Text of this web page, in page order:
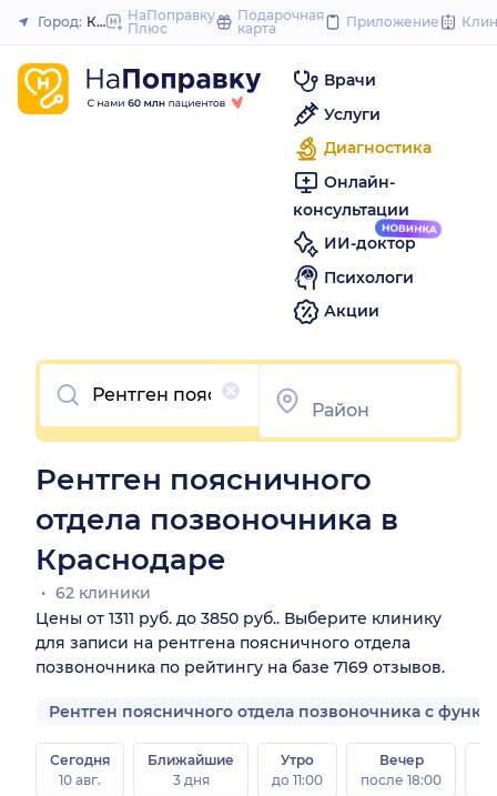
to
Закрыть
Город: КраснодарНаПоправку
Плюс
Подарочная
карта
Приложение
Врачи
Услуги
Диагностика
Онлайн-
консультации
ИИ-доктор
Психологи
Акции
Очистить
Рентген поясничного
отдела позвоночника в
Краснодаре
62 клиники
Цены от 1311 руб. до 3850 руб.. Выберите клинику
для записи на рентгена поясничного отдела
позвоночника по рейтингу на базе 7169 отзывов.
Рентген поясничного отдела позвоночника с
Сегодня
10 авг.
Ближайшие
3 дня
Утро
до 11:00
Вечер
после 18:00